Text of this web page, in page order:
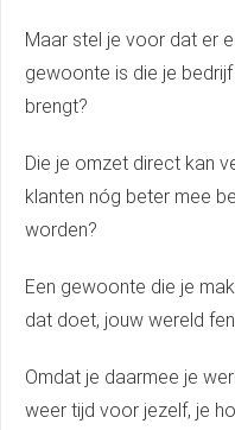
Maar stel je voor dat er
gewoonte is die je
brengt?
Die je omzet direct kan
klanten nóg beter mee
worden?
Een gewoonte die je
dat doet, jouw wereld
Omdat je daarmee je
weer tijd voor jezelf, je